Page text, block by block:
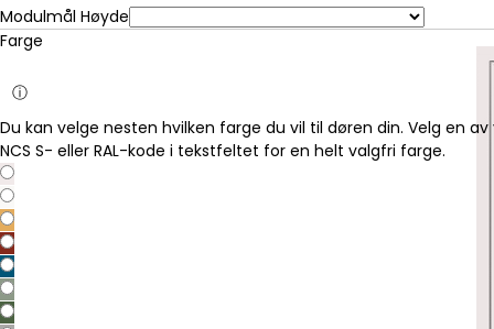
Modulmål Høyde
Farge
ⓘ
Du kan velge nesten hvilken farge du vil til døren din. Velg en
NCS S- eller RAL-kode i tekstfeltet for en helt valgfri farge.